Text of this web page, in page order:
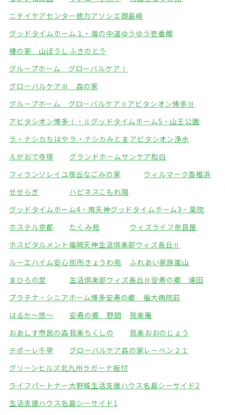
ニチイケアセンター徳力アソシエ御島崎
グッドタイムホーム１・海の中道ゆうゆう壱番館
棲の家 山ぼうし ふきのとう
グループホーム グローバルケアⅠ
グローバルケアⅢ 森の家
グループホーム グローバルケアⅡ アビタシオン博多Ⅲ
アビタシオン博多Ⅰ・Ⅱ グッドタイムホーム5・山王公園
ラ・ナシカちはや ラ・ナシカみとま アビタシオン浄水
えがおで寺塚
グランドホームサンケア和白
フィランソレイユ笹丘なごみの家
ウィルマーク香椎浜
せせらぎ
ハピネスこもれ陽
グッドタイムホーム4・南天神グッドタイムホーム3・薬院
ホステル京都
たくみ苑
ウィズライフ奈良屋
ホスピタルメント福岡天神生活倶楽部ウィズ長丘Ⅱ
ルーエハイム安心別所きょうわ苑
ふれあい家族嵐山
まひろの里
生活倶楽部ウィズ長丘Ⅲ安寿の郷 浦田
プラチナ・シニアホーム博多安寿の郷 福大病院前
はるか～悠～
安寿の郷 野間
我楽庵
おあしす市民の森 我楽ちくしの
我楽おおのじょう
テポーレ千早
グローバルケア森の家レーベン２１
グリーンヒルズ北九州ラガーナ板付
ライフパートナー大野城生活支援ハウス名島シーサイド2
生活支援ハウス名島シーサイド1